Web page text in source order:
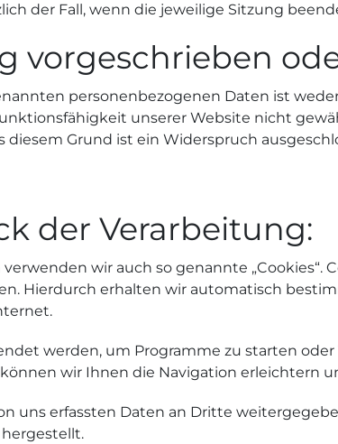
der Fall, wenn die jeweilige Sitzung
vorgeschrieben
personenbezogenen Daten ist
unserer Website nicht
diesem Grund ist ein Widerspruch
der Verarbeitung:
wir auch so genannte
Hierdurch erhalten wir automatisch
werden, um Programme zu starten
wir Ihnen die Navigation erleichtern
uns erfassten Daten an Dritte